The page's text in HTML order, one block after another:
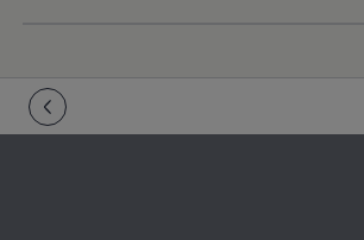
Teie Volkswageni